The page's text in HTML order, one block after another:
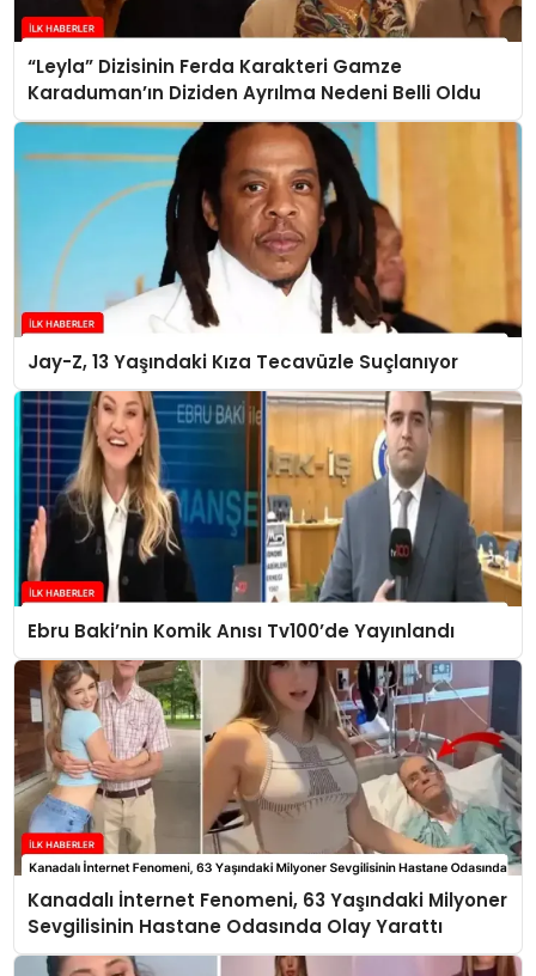
“Leyla” Dizisinin Ferda Karakteri Gamze
Karaduman’ın Diziden Ayrılma Nedeni Belli Oldu
Jay-Z, 13 Yaşındaki Kıza Tecavüzle Suçlanıyor
Ebru Baki’nin Komik Anısı Tv100’de Yayınlandı
Kanadalı İnternet Fenomeni, 63 Yaşındaki Milyoner
Sevgilisinin Hastane Odasında Olay Yarattı